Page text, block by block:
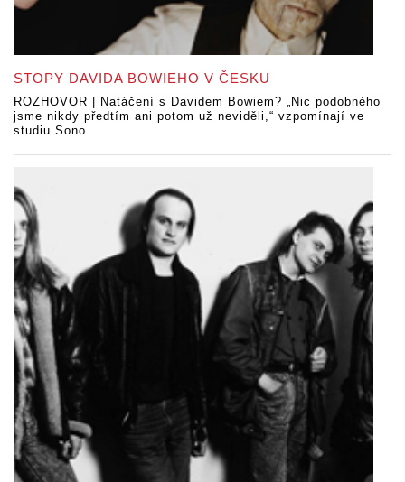
STOPY DAVIDA BOWIEHO V ČESKU
ROZHOVOR | Natáčení s Davidem Bowiem? „Nic podobného
jsme nikdy předtím ani potom už neviděli,“ vzpomínají ve
studiu Sono